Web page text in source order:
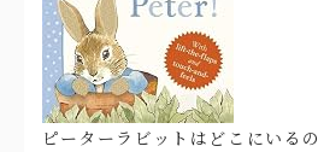
ピーターラビットはどこにいる